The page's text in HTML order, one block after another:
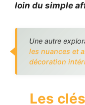
loin du simple
Une autre
les nuances et
décoration
Les